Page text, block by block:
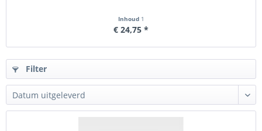
Inhoud 1
€ 24,75 *
Filter